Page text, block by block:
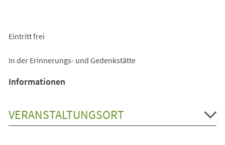
Eintritt frei
In der Erinnerungs- und Gedenkstätte
Informationen
VERANSTALTUNGSORT